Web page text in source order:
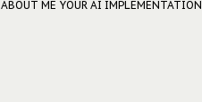
ABOUT ME YOUR AI IMPLEMENTATION